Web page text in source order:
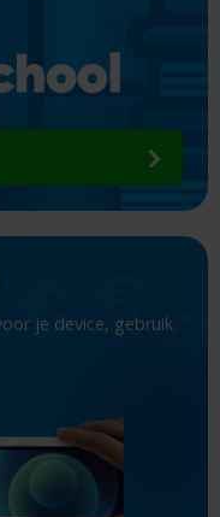
je device, gebruik